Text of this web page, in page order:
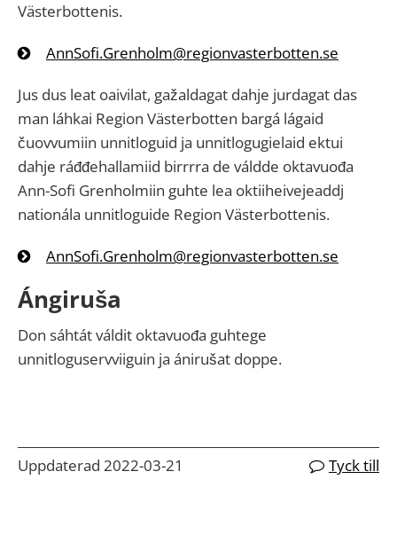
Västerbottenis.
AnnSofi.Grenholm@regionvasterbotten.se
Jus dus leat oaivilat, gažaldagat dahje jurdagat das
man láhkai Region Västerbotten bargá lágaid
čuovvumiin unnitloguid ja unnitlogugielaid ektui
dahje ráđđehallamiid birrrra de váldde oktavuođa
Ann-Sofi Grenholmiin guhte lea oktiiheivejeaddj
nationála unnitloguide Region Västerbottenis.
AnnSofi.Grenholm@regionvasterbotten.se
Ángiruša
Don sáhtát váldit oktavuođa guhtege
unnitloguservviiguin ja ánirušat doppe.
Uppdaterad 2022-03-21 Tyck till